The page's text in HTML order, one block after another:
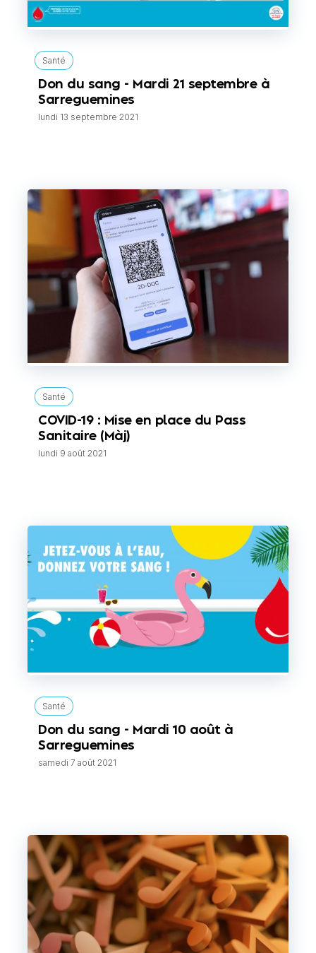
Santé
Don du sang - Mardi 21 septembre à
Sarreguemines
lundi 13 septembre 2021
Santé
COVID-19 : Mise en place du Pass
Sanitaire (Màj)
lundi 9 août 2021
Santé
Don du sang - Mardi 10 août à
Sarreguemines
samedi 7 août 2021